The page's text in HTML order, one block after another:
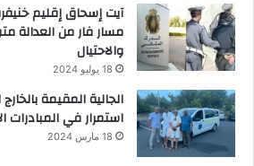
آيت إسحاق إقليم
مسار فار من العدالة
والاحتيال
18 يوليو 2024
الجالية المقيمة
استمرار في المبادرات
18 مارس 2024